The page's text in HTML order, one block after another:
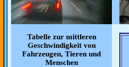
Tabelle zur mittleren
Geschwindigkeit von
Fahrzeugen, Tieren und
Menschen